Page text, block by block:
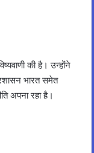
की है। उन्होंने
भारत समेत
अपना रहा है।